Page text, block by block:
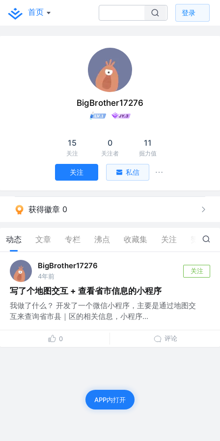
首页 登录
BigBrother17276
15
关注
0
关注者
11
掘力值
关注 私信
获得徽章 0
动态 文章 专栏 沸点 收藏集 关注 0
BigBrother17276
4年前
关注
写了个地图交互 + 查看省市信息的小程序
我做了什么？ 开发了一个微信小程序，主要是通过地图交
互来查询省市县｜区的相关信息，小程序...
0 评论
APP内打开